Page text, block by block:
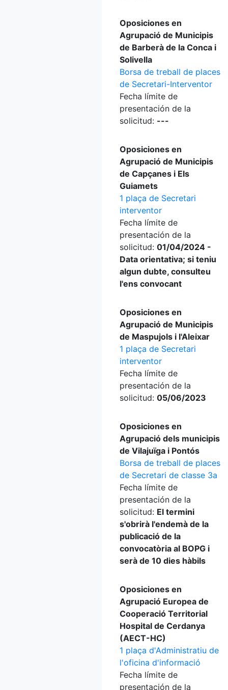
Oposiciones en
Agrupació de Municipis
de Barberà de la Conca i
Solivella
Borsa de treball de places
de Secretari-Interventor
Fecha límite de
presentación de la
solicitud: ---
Oposiciones en
Agrupació de Municipis
de Capçanes i Els
Guiamets
1 plaça de Secretari
interventor
Fecha límite de
presentación de la
solicitud: 01/04/2024 -
Data orientativa; si teniu
algun dubte, consulteu
l'ens convocant
Oposiciones en
Agrupació de Municipis
de Maspujols i l'Aleixar
1 plaça de Secretari
interventor
Fecha límite de
presentación de la
solicitud: 05/06/2023
Oposiciones en
Agrupació dels municipis
de Vilajuïga i Pontós
Borsa de treball de places
de Secretari de classe 3a
Fecha límite de
presentación de la
solicitud: El termini
s'obrirà l'endemà de la
publicació de la
convocatòria al BOPG i
serà de 10 dies hàbils
Oposiciones en
Agrupació Europea de
Cooperació Territorial
Hospital de Cerdanya
(AECT-HC)
1 plaça d'Administratiu de
l'oficina d'informació
Fecha límite de
presentación de la